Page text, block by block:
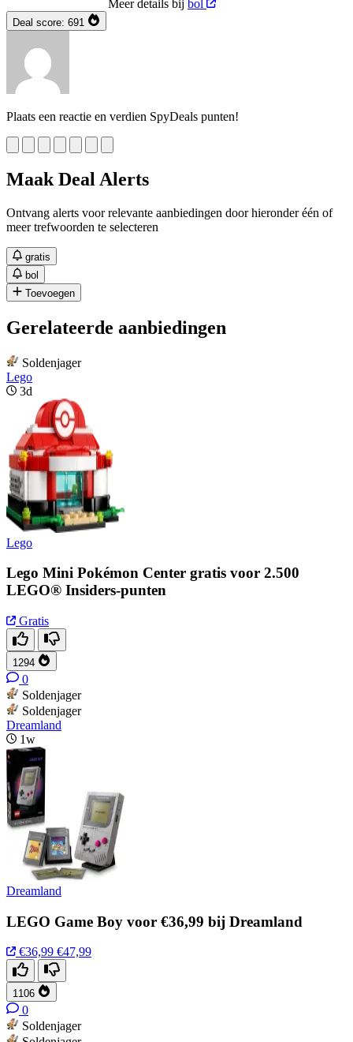
Meer details bij bol
Deal score: 691
Plaats een reactie en verdien SpyDeals punten!
Maak Deal Alerts
Ontvang alerts voor relevante aanbiedingen door hieronder één of
meer trefwoorden te selecteren
gratis
bol
Toevoegen
Gerelateerde aanbiedingen
Soldenjager
Lego
3d
Lego
Lego Mini Pokémon Center gratis voor 2.500
LEGO® Insiders-punten
Gratis
1294
0
Soldenjager
Soldenjager
Dreamland
1w
Dreamland
LEGO Game Boy voor €36,99 bij Dreamland
€36,99 €47,99
1106
0
Soldenjager